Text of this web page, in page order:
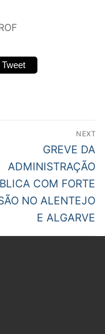
Tweet
NEXT
Next
post:
GREVE DA
ADMINISTRAÇÃO
COM FORTE
NO ALENTEJO
E ALGARVE